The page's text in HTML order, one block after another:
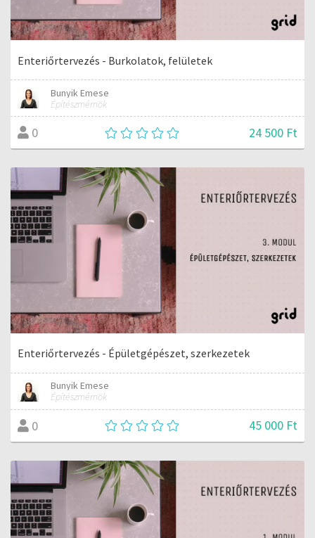
Enteriőrtervezés - Burkolatok, felületek
Bunyik Emese
Építészmérnök
0 24 500 Ft
Enteriőrtervezés - Épületgépészet, szerkezetek
Bunyik Emese
Építészmérnök
0 45 000 Ft